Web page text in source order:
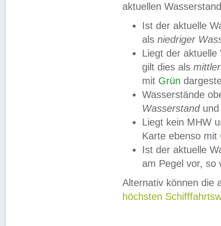
aktuellen
Ist der aktuelle
als niedriger
Liegt der
gilt dies als
mit Grün
Wasserstände
Wasserstandund
Liegt kein MHW
Karte ebenso mit
Ist der aktuelle
am Pegel vor,
Alternativ können die
höchsten